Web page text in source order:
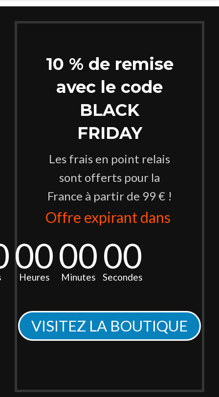
10 % de remise
avec le code
BLACK
FRIDAY
Les frais en point relais
sont offerts pour la
France à partir de 99 € !
Offre expirant dans
00
Heures
00
Minutes
00
Secondes
VISITEZ LA BOUTIQUE